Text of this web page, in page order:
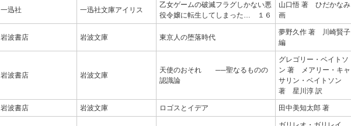
一迅社 一迅社文庫アイリス
乙女ゲームの破滅フラグしかない悪
役令嬢に転生してしまった… １６
山口悟 著 ひだかなみ
画
岩波書店 岩波文庫 東京人の堕落時代
夢野久作 著 川崎賢子
編
岩波書店 岩波文庫
天使のおそれ ──聖なるものの
認識論
グレゴリー・ベイトソ
ン 著 メアリー・キャ
サリン・ベイトソン
著 星川淳 訳
岩波書店 岩波文庫 ロゴスとイデア 田中美知太郎 著